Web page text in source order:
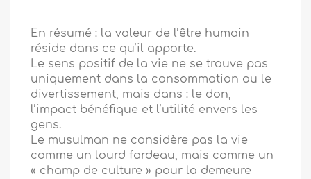
En résumé : la valeur de l’être humain
réside dans ce qu’il apporte.
Le sens positif de la vie ne se trouve pas
uniquement dans la consommation ou le
divertissement, mais dans : le don,
l’impact bénéfique et l’utilité envers les
gens.
Le musulman ne considère pas la vie
comme un lourd fardeau, mais comme un
« champ de culture » pour la demeure